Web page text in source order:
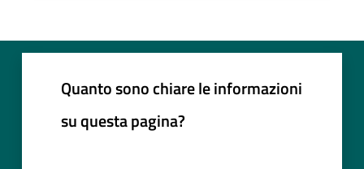
Quanto sono chiare le informazioni
su questa pagina?